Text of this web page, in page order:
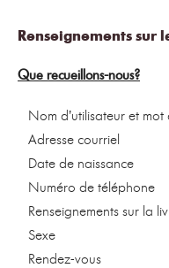
Renseignements sur
Que recueillons-nous?
Nom d’utilisateur et mot
Adresse courriel
Date de naissance
Numéro de téléphone
Renseignements sur la
Sexe
Rendez-vous